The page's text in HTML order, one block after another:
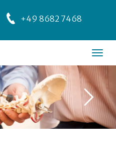
+49 8682 7468